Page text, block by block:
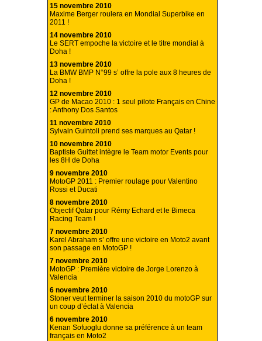
15 novembre 2010
Maxime Berger roulera en Mondial Superbike en
2011 !
14 novembre 2010
Le SERT empoche la victoire et le titre mondial à
Doha !
13 novembre 2010
La BMW BMP N°99 s’ offre la pole aux 8 heures de
Doha !
12 novembre 2010
GP de Macao 2010 : 1 seul pilote Français en Chine
: Anthony Dos Santos
11 novembre 2010
Sylvain Guintoli prend ses marques au Qatar !
10 novembre 2010
Baptiste Guittet intègre le Team motor Events pour
les 8H de Doha
9 novembre 2010
MotoGP 2011 : Premier roulage pour Valentino
Rossi et Ducati
8 novembre 2010
Objectif Qatar pour Rémy Echard et le Bimeca
Racing Team !
7 novembre 2010
Karel Abraham s’ offre une victoire en Moto2 avant
son passage en MotoGP !
7 novembre 2010
MotoGP : Première victoire de Jorge Lorenzo à
Valencia
6 novembre 2010
Stoner veut terminer la saison 2010 du motoGP sur
un coup d’éclat à Valencia
6 novembre 2010
Kenan Sofuoglu donne sa préférence à un team
français en Moto2